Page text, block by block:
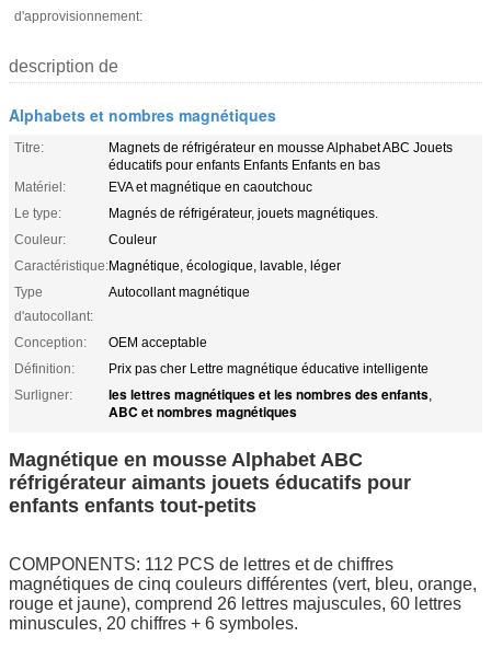
d'approvisionnement:
description de
Alphabets et nombres magnétiques
Titre:
Magnets de réfrigérateur en mousse Alphabet ABC Jouets
éducatifs pour enfants Enfants Enfants en bas
Matériel:
EVA et magnétique en caoutchouc
Le type:
Magnés de réfrigérateur, jouets magnétiques.
Couleur:
Couleur
Caractéristique:Magnétique, écologique, lavable, léger
Type
d'autocollant:
Autocollant magnétique
Conception:
OEM acceptable
Définition:
Prix pas cher Lettre magnétique éducative intelligente
Surligner:
les lettres magnétiques et les nombres des enfants,
ABC et nombres magnétiques
Magnétique en mousse Alphabet ABC
réfrigérateur aimants jouets éducatifs pour
enfants enfants tout-petits
COMPONENTS: 112 PCS de lettres et de chiffres
magnétiques de cinq couleurs différentes (vert, bleu, orange,
rouge et jaune), comprend 26 lettres majuscules, 60 lettres
minuscules, 20 chiffres + 6 symboles.